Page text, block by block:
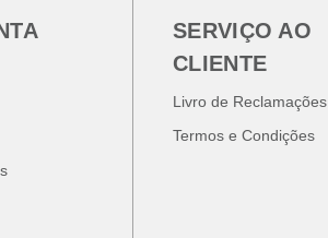
SERVIÇO AO
CLIENTE
Livro de Reclamações
Termos e Condições